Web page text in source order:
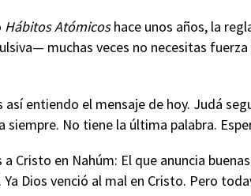
Hábitos Atómicoshace unos años, la
muchas veces no necesitas
así entiendo el mensaje de hoy. Judá
siempre. No tiene la última palabra.
a Cristo en Nahúm: El que anuncia
Ya Dios venció al mal en Cristo. Pero